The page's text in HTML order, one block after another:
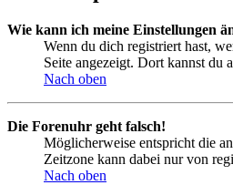
Wie kann ich meine Einstellungen
Wenn du dich registriert hast,
Seite angezeigt. Dort kannst du
Nach oben
Die Forenuhr geht falsch!
Möglicherweise entspricht die
Zeitzone kann dabei nur von
Nach oben